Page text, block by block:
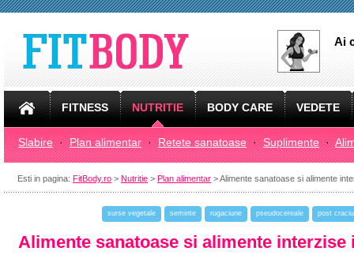
Ai
FITNESS NUTRITIE BODY CARE VEDETE
Slabire · Plan alimentar · Retete sanatoase · Suplimente ·
Esti in pagina: FitBody.ro > Nutritie > Plan alimentar > Alimente sanatoase si alimente
surse vegetale seminte rugaciune pseudocereale post
Alimente sanatoase si alimente interzise